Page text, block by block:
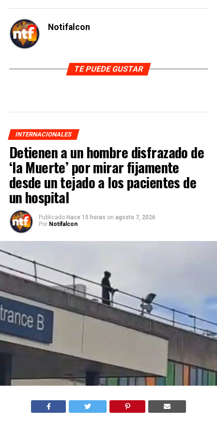
Notifalcon
TE PUEDE GUSTAR
INTERNACIONALES
Detienen a un hombre disfrazado de
‘la Muerte’ por mirar fijamente
desde un tejado a los pacientes de
un hospital
Publicado Hace 15 horas on agosto 7, 2026
Por Notifalcon